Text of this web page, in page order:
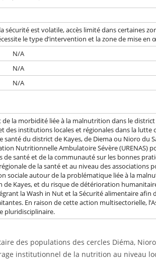
est volatile, accès limité dans certaines
le type d’intervention et la zone de mise en
N/A
N/A
N/A
DU
DU
des populations des cercles Diéma,
institutionnel de la nutrition au niveau